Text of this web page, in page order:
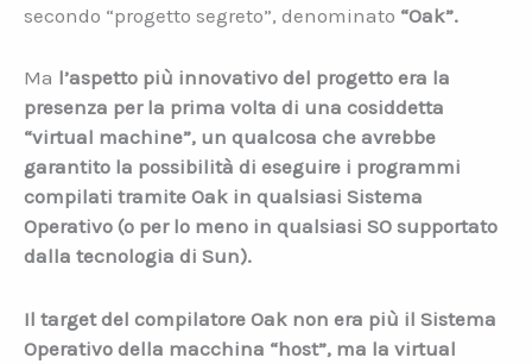
secondo “progetto segreto”, denominato “Oak”.
Ma l’aspetto più innovativo del progetto era la
presenza per la prima volta di una cosiddetta
“virtual machine”, un qualcosa che avrebbe
garantito la possibilità di eseguire i programmi
compilati tramite Oak in qualsiasi Sistema
Operativo (o per lo meno in qualsiasi SO supportato
dalla tecnologia di Sun).
Il target del compilatore Oak non era più il Sistema
Operativo della macchina “host”, ma la virtual